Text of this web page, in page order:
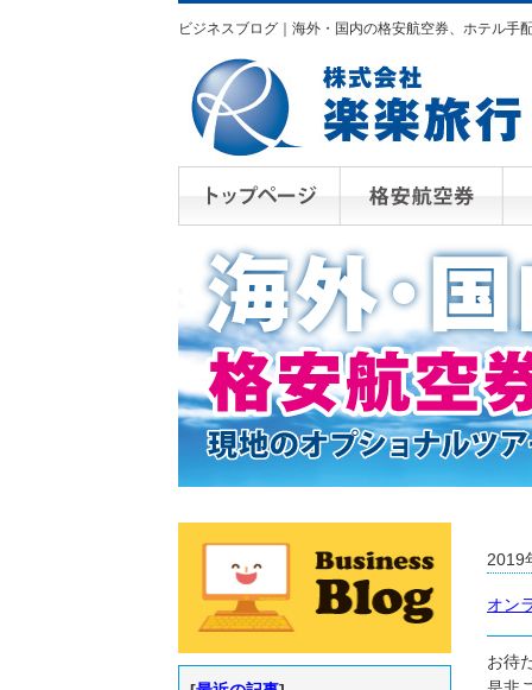
ビジネスブログ｜海外・国内の格安航空券、ホテル手
2019
オン
お待